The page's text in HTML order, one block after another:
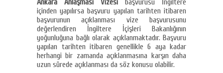
Ankara Anlaşması Vizesi başvurusu İngiltere
içinden yapılırsa başvuru yapılan tarihten itibaren
başvurunun açıklanması vize başvurusunu
değerlendiren İngiltere İçişleri Bakanlığının
yoğunluğuna bağlı olarak açıklanmaktadır. Başvuru
yapılan tarihten itibaren genellikle 6 aya kadar
herhangi bir zamanda açıklanmasına karşın daha
uzun sürede açıklanması da söz konusu olabilir.